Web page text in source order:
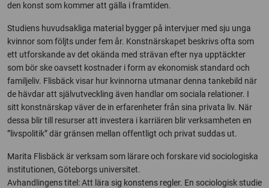
den konst som kommer att gälla i framtiden.
Studiens huvudsakliga material bygger på intervjuer med sju unga
kvinnor som följts under fem år. Konstnärskapet beskrivs ofta som
ett utforskande av det okända med strävan efter nya upptäckter
som bör ske oavsett kostnader i form av ekonomisk standard och
familjeliv. Flisbäck visar hur kvinnorna utmanar denna tankebild när
de hävdar att självutveckling även handlar om sociala relationer. I
sitt konstnärskap väver de in erfarenheter från sina privata liv. När
dessa blir till resurser att investera i karriären blir verksamheten en
”livspolitik” där gränsen mellan offentligt och privat suddas ut.
Marita Flisbäck är verksam som lärare och forskare vid sociologiska
institutionen, Göteborgs universitet.
Avhandlingens titel: Att lära sig konstens regler. En sociologisk studie